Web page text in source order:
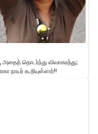
அதைத் தொடர்ந்து விவாகரத்து;
நாயர் கூறியுள்ளார்!!